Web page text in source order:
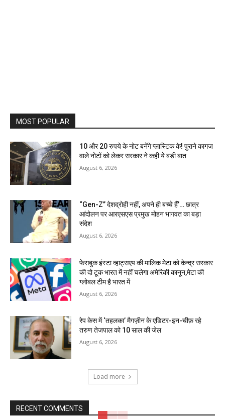
MOST POPULAR
10 और 20 रुपये के नोट बनेंगे प्लास्टिक के! पुराने कागज
वाले नोटों को लेकर सरकार ने कही ये बड़ी बात
August 6, 2026
“Gen-Z” देशद्रोही नहीं, अपने ही बच्चे हैं’… छात्र
आंदोलन पर आरएसएस प्रमुख मोहन भागवत का बड़ा
संदेश
August 6, 2026
फेसबुक इंस्टा व्हाट्सएप की मालिक मेटा को केन्द्र सरकार
की दो टूक भारत में नहीं चलेगा अमेरिकी कानून,मेटा की
ग्लोबल टीम है भारत में
August 6, 2026
रेप केस में ‘तहलका’ मैगज़ीन के एडिटर-इन-चीफ़ रहे
तरुण तेजपाल को 10 साल की जेल
August 6, 2026
Load more
RECENT COMMENTS